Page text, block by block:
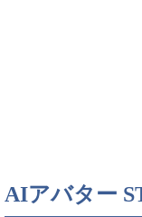
AIアバター